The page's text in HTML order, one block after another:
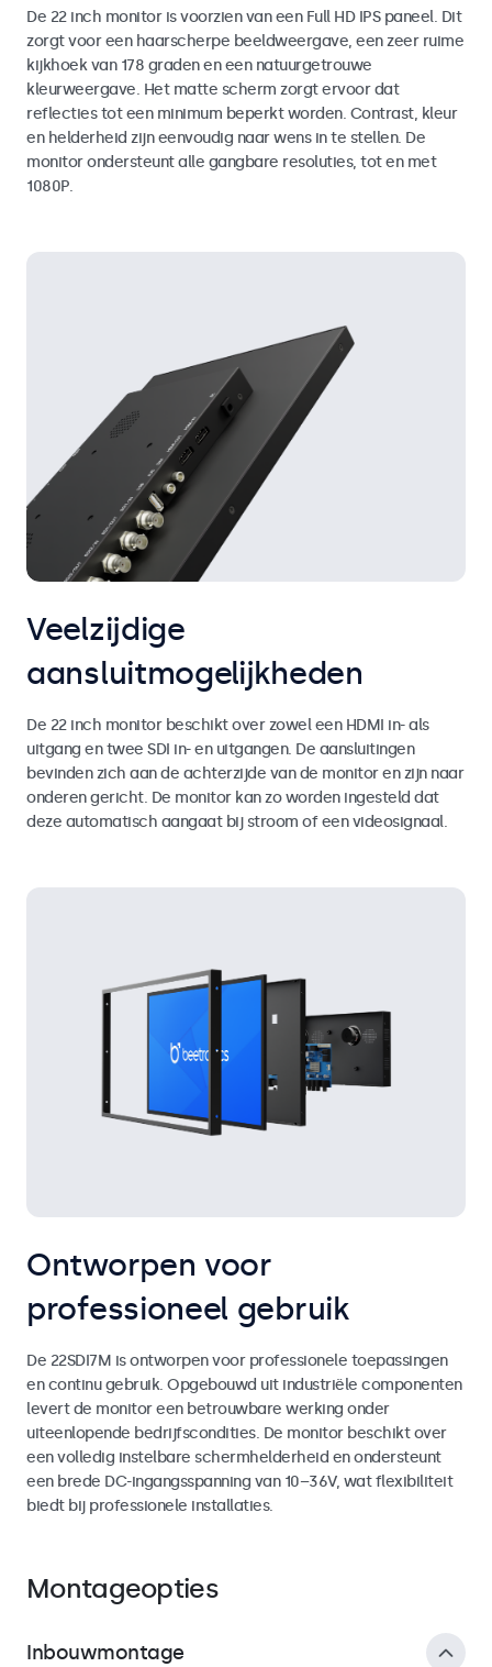
De 22 inch monitor is voorzien van een Full HD IPS paneel. Dit
zorgt voor een haarscherpe beeldweergave, een zeer ruime
kijkhoek van 178 graden en een natuurgetrouwe
kleurweergave. Het matte scherm zorgt ervoor dat
reflecties tot een minimum beperkt worden. Contrast, kleur
en helderheid zijn eenvoudig naar wens in te stellen. De
monitor ondersteunt alle gangbare resoluties, tot en met
1080P.
Veelzijdige
aansluitmogelijkheden
De 22 inch monitor beschikt over zowel een HDMI in- als
uitgang en twee SDI in- en uitgangen. De aansluitingen
bevinden zich aan de achterzijde van de monitor en zijn naar
onderen gericht. De monitor kan zo worden ingesteld dat
deze automatisch aangaat bij stroom of een videosignaal.
Ontworpen voor
professioneel gebruik
De 22SDI7M is ontworpen voor professionele toepassingen
en continu gebruik. Opgebouwd uit industriële componenten
levert de monitor een betrouwbare werking onder
uiteenlopende bedrijfscondities. De monitor beschikt over
een volledig instelbare schermhelderheid en ondersteunt
een brede DC-ingangsspanning van 10–36V, wat flexibiliteit
biedt bij professionele installaties.
Montageopties
Inbouwmontage